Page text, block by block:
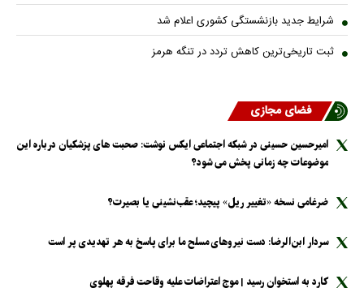
شرایط جدید بازنشستگی کشوری اعلام شد
ثبت تاریخی‌ترین کاهش تردد در تنگه هرمز
فضای مجازی
امیرحسین حسینی در شبکه اجتماعی ایکس نوشت: صحبت های پزشکیان درباره این
موضوعات چه زمانی پخش می شود؟
ضرغامی نسخه «تغییر ریل» پیچید؛ عقب‌نشینی یا بصیرت؟
سردار ابن‌الرضا: دست نیرو‌های مسلح ما برای پاسخ به هر تهدیدی پر است
کارد به استخوان رسید | موج اعتراضات علیه وقاحت فرقه پهلوی